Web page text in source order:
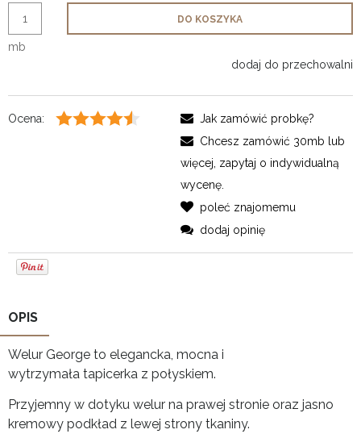
mb
DO KOSZYKA
dodaj do przechowalni
Ocena:
Jak zamówić probkę?
Chcesz zamówić 30mb lub
więcej, zapytaj o indywidualną
wycenę.
poleć znajomemu
dodaj opinię
OPIS
Welur George to elegancka, mocna i
wytrzymała tapicerka z połyskiem.
Przyjemny w dotyku welur na prawej stronie oraz jasno
kremowy podkład z lewej strony tkaniny.